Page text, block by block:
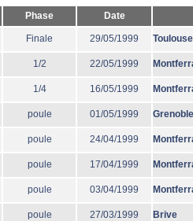
Phase Date
Finale 29/05/1999 Toulouse
1/2 22/05/1999
1/4 16/05/1999
poule 01/05/1999 Grenoble
poule 24/04/1999
poule 17/04/1999
poule 03/04/1999
poule 27/03/1999 Brive